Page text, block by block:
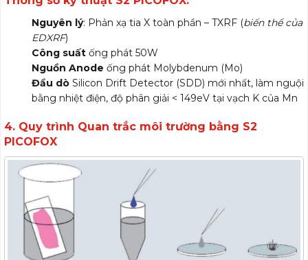
Nguyên lý: Phản xạ tia X toàn phần – TXRF (biến thể của
EDXRF)
Công suất ống phát 50W
Nguồn Anode ống phát Molybdenum (Mo)
Đầu dò Silicon Drift Detector (SDD) mới nhất, làm nguội
bằng nhiệt điện, độ phân giải < 149eV tại vạch K của Mn
4. Quy trình Quan trắc môi trường bằng S2
PICOFOX